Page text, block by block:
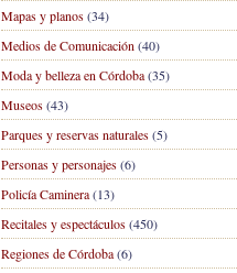
Mapas y planos(34)
Medios de Comunicación (40)
Moda y belleza en Córdoba(35)
Museos(43)
Parques y reservas naturales(5)
Personas y personajes(6)
Policía Caminera(13)
Recitales y espectáculos(450)
Regiones de Córdoba(6)